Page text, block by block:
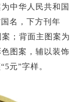
中华人民共和国
名，下方刊年
；背面主图案为
图案，辅以装饰
元”字样。